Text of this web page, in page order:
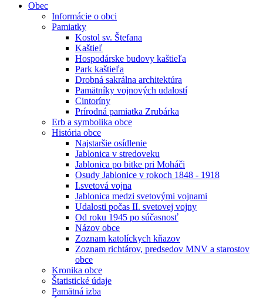
Obec
Informácie o obci
Pamiatky
Kostol sv. Štefana
Kaštieľ
Hospodárske budovy kaštieľa
Park kaštieľa
Drobná sakrálna architektúra
Pamätníky vojnových udalostí
Cintoríny
Prírodná pamiatka Zrubárka
Erb a symbolika obce
História obce
Najstaršie osídlenie
Jablonica v stredoveku
Jablonica po bitke pri Moháči
Osudy Jablonice v rokoch 1848 - 1918
I.svetová vojna
Jablonica medzi svetovými vojnami
Udalosti počas II. svetovej vojny
Od roku 1945 po súčasnosť
Názov obce
Zoznam katolíckych kňazov
Zoznam richtárov, predsedov MNV a starostov
obce
Kronika obce
Štatistické údaje
Pamätná izba